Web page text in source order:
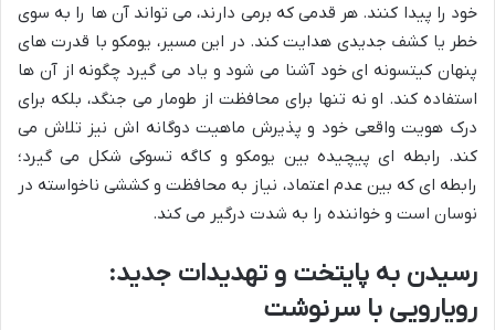
خود را پیدا کنند. هر قدمی که برمی دارند، می تواند آن ها را به سوی
خطر یا کشف جدیدی هدایت کند. در این مسیر، یومکو با قدرت های
پنهان کیتسونه ای خود آشنا می شود و یاد می گیرد چگونه از آن ها
استفاده کند. او نه تنها برای محافظت از طومار می جنگد، بلکه برای
درک هویت واقعی خود و پذیرش ماهیت دوگانه اش نیز تلاش می
کند. رابطه ای پیچیده بین یومکو و کاگه تسوکی شکل می گیرد؛
رابطه ای که بین عدم اعتماد، نیاز به محافظت و کششی ناخواسته در
نوسان است و خواننده را به شدت درگیر می کند.
رسیدن به پایتخت و تهدیدات جدید:
رویارویی با سرنوشت